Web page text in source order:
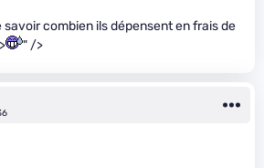
savoir combien ils dépensent en frais de
" />